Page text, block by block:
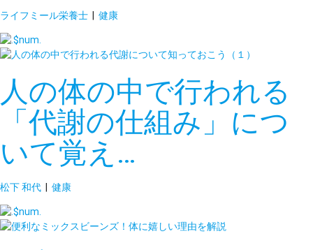
ライフミール栄養士 | 健康
人の体の中で行われる
「代謝の仕組み」につ
いて覚え…
松下 和代 | 健康